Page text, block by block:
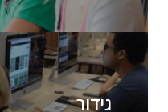
גידור